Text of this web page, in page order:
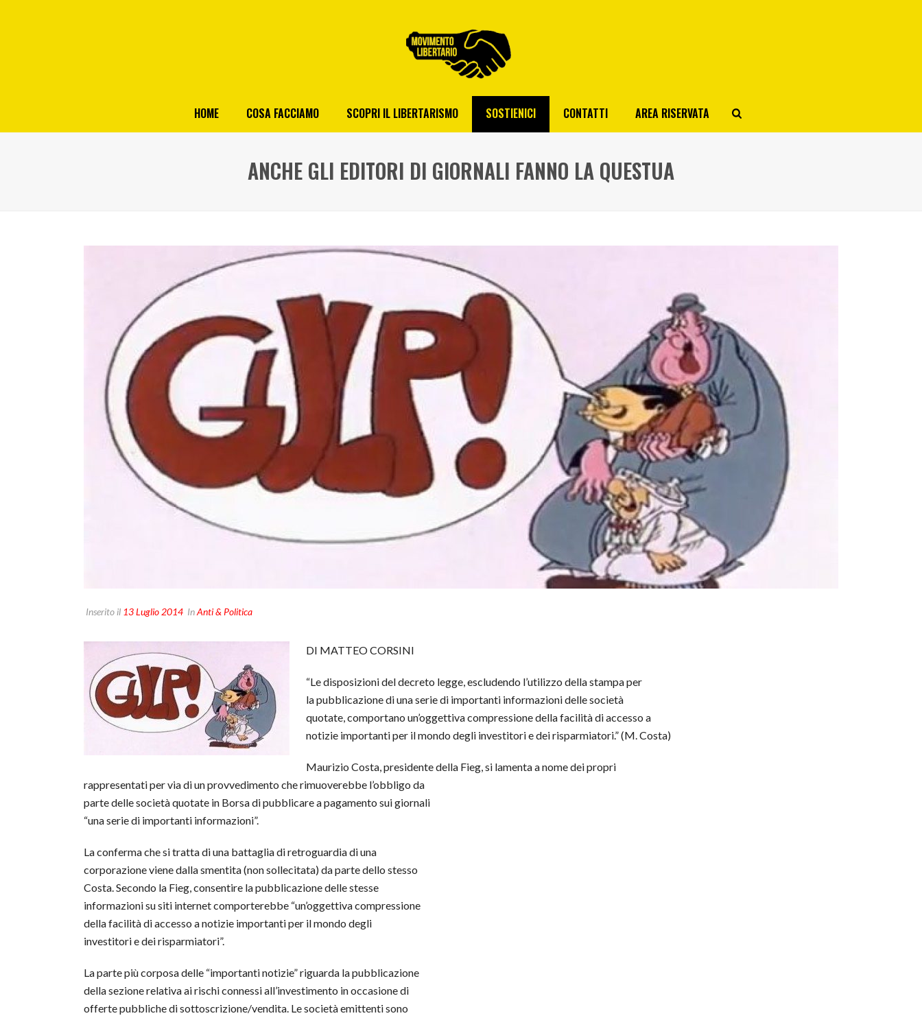
HOME COSA FACCIAMO SCOPRI IL LIBERTARISMO SOSTIENICI CONTATTI AREA RISERVATA
ANCHE GLI EDITORI DI GIORNALI FANNO LA QUESTUA
Inserito il 13 Luglio 2014 InAnti & Politica
DI MATTEO CORSINI
“Le disposizioni del decreto legge, escludendo l’utilizzo della stampa per
la pubblicazione di una serie di importanti informazioni delle società
quotate, comportano un’oggettiva compressione della facilità di accesso a
notizie importanti per il mondo degli investitori e dei risparmiatori.” (M. Costa)
Maurizio Costa, presidente della Fieg, si lamenta a nome dei propri
rappresentati per via di un provvedimento che rimuoverebbe l’obbligo da
parte delle società quotate in Borsa di pubblicare a pagamento sui giornali
“una serie di importanti informazioni”.
La conferma che si tratta di una battaglia di retroguardia di una
corporazione viene dalla smentita (non sollecitata) da parte dello stesso
Costa. Secondo la Fieg, consentire la pubblicazione delle stesse
informazioni su siti internet comporterebbe “un’oggettiva compressione
della facilità di accesso a notizie importanti per il mondo degli
investitori e dei risparmiatori”.
La parte più corposa delle “importanti notizie” riguarda la pubblicazione
della sezione relativa ai rischi connessi all’investimento in occasione di
offerte pubbliche di sottoscrizione/vendita. Le società emittenti sono